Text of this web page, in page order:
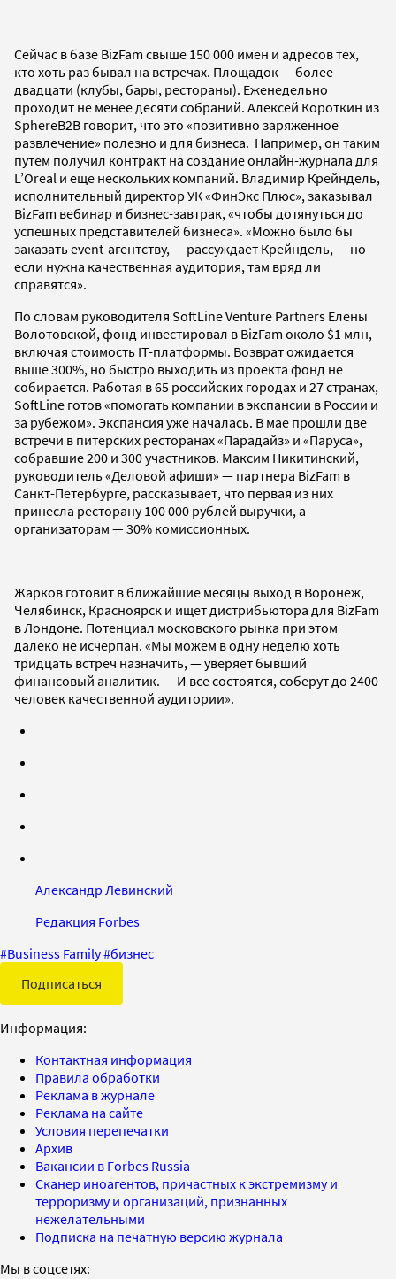
Сейчас в базе BizFam свыше 150 000 имен и адресов тех,
кто хоть раз бывал на встречах. Площадок — более
двадцати (клубы, бары, рестораны). Еженедельно
проходит не менее десяти собраний. Алексей Короткин из
SphereB2B говорит, что это «позитивно заряженное
развлечение» полезно и для бизнеса. Например, он таким
путем получил контракт на создание онлайн-журнала для
L’Oreal и еще нескольких компаний. Владимир Крейндель,
исполнительный директор УК «ФинЭкс Плюс», заказывал
BizFam вебинар и бизнес-завтрак, «чтобы дотянуться до
успешных представителей бизнеса». «Можно было бы
заказать event-агентству, — рассуждает Крейндель, — но
если нужна качественная аудитория, там вряд ли
справятся».
По словам руководителя SoftLine Venture Partners Елены
Волотовской, фонд инвестировал в BizFam около $1 млн,
включая стоимость IT-платформы. Возврат ожидается
выше 300%, но быстро выходить из проекта фонд не
собирается. Работая в 65 российских городах и 27 странах,
SoftLine готов «помогать компании в экспансии в России и
за рубежом». Экспансия уже началась. В мае прошли две
встречи в питерских ресторанах «Парадайз» и «Паруса»,
собравшие 200 и 300 участников. Максим Никитинский,
руководитель «Деловой афиши» — партнера BizFam в
Санкт-Петербурге, рассказывает, что первая из них
принесла ресторану 100 000 рублей выручки, а
организаторам — 30% комиссионных.
Жарков готовит в ближайшие месяцы выход в Воронеж,
Челябинск, Красноярск и ищет дистрибьютора для BizFam
в Лондоне. Потенциал московского рынка при этом
далеко не исчерпан. «Мы можем в одну неделю хоть
тридцать встреч назначить, — уверяет бывший
финансовый аналитик. — И все состоятся, соберут до 2400
человек качественной аудитории».
Александр Левинский
Редакция Forbes
#Business Family#бизнес
Подписаться
Информация:
Контактная информация
Правила обработки
Реклама в журнале
Реклама на сайте
Условия перепечатки
Архив
Вакансии в Forbes Russia
Сканер иноагентов, причастных к экстремизму и
терроризму и организаций, признанных
нежелательными
Подписка на печатную версию журнала
Мы в соцсетях: